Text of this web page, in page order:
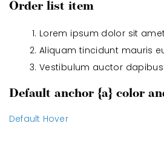
Order list item
Lorem ipsum dolor sit
Aliquam tincidunt mauris
Vestibulum auctor
Default anchor {a} color
Default Hover